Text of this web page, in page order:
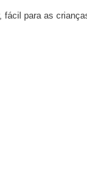
fácil para as